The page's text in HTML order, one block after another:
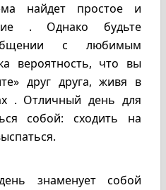
найдет простое и
. Однако будьте
с любимым
вероятность, что вы
друг друга, живя в
. Отличный день для
собой: сходить на
знаменует собой